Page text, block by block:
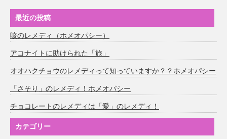
最近の投稿
咳のレメディ（ホメオパシー）
アコナイトに助けられた「旅」
オオハクチョウのレメディって知っていますか？？ホメオパシー
「さそり」のレメディ！ホメオパシー
チョコレートのレメディは「愛」のレメディ！
カテゴリー